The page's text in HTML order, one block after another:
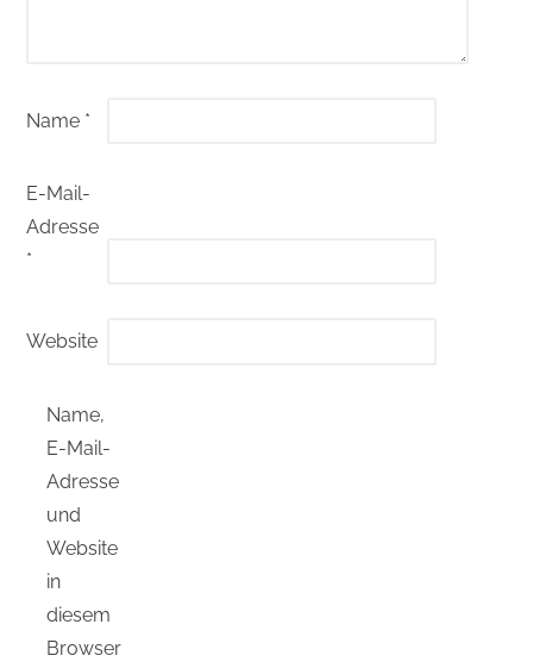
Name *
E-Mail-
Adresse
*
Website
Name,
E-Mail-
Adresse
und
Website
in
diesem
Browser